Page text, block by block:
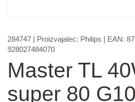
284747 | Proizvajalec: Philips | EAN:
928027484070
Master TL
super 80